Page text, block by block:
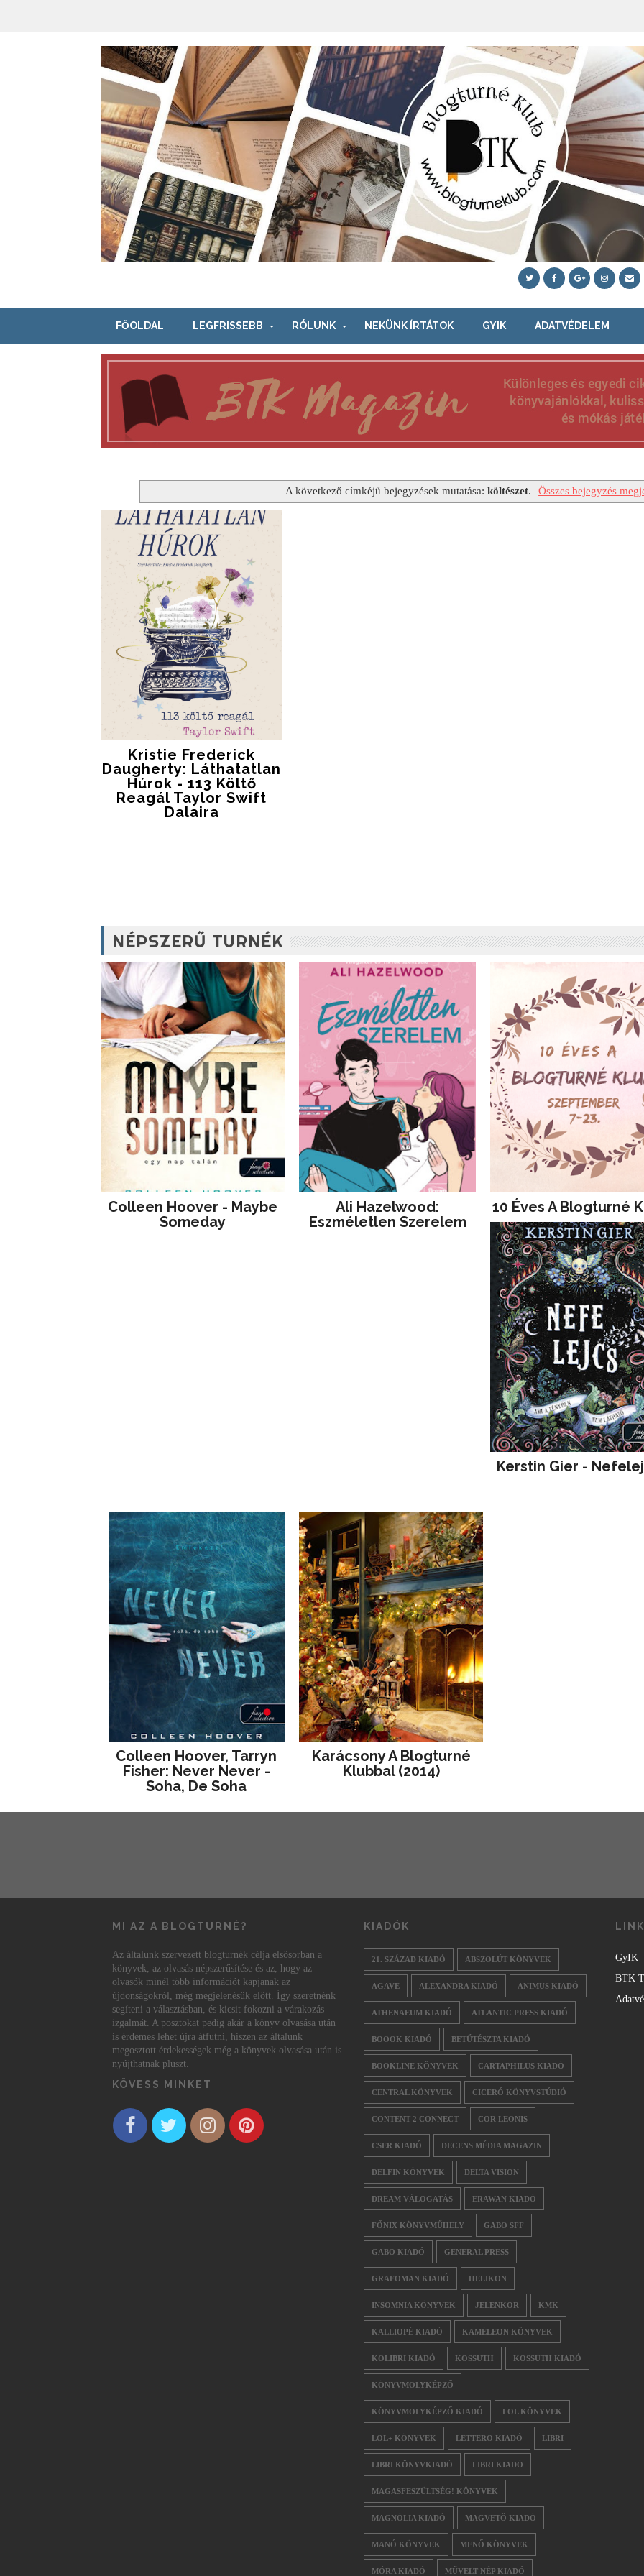
FŐOLDAL LEGFRISSEBB RÓLUNK NEKÜNK ÍRTÁTOK GYIK ADATVÉDELEM
A következő címkéjű bejegyzések mutatása: költészet. Összes bejegyzés
Kristie Frederick
Daugherty: Láthatatlan
Húrok - 113 Költő
Reagál Taylor Swift
Dalaira
NÉPSZERŰ TURNÉK
Colleen Hoover - Maybe
Someday
Ali Hazelwood:
Eszméletlen Szerelem
10 Éves A Blogturné
Kerstin Gier -
Colleen Hoover, Tarryn
Fisher: Never Never -
Soha, De Soha
Karácsony A Blogturné
Klubbal (2014)
MI AZ A BLOGTURNÉ?
Az általunk szervezett blogturnék célja elsősorban a
könyvek, az olvasás népszerűsítése és az, hogy az
olvasók minél több információt kapjanak az
újdonságokról, még megjelenésük előtt. Így szeretnénk
segíteni a választásban, és kicsit fokozni a várakozás
izgalmát. A posztokat pedig akár a könyv olvasása után
is érdemes lehet újra átfutni, hiszen az általunk
megosztott érdekességek még a könyvek olvasása után is
nyújthatnak pluszt.
KÖVESS MINKET
KIADÓK
21. SZÁZAD KIADÓ ABSZOLÚT KÖNYVEK
AGAVE ALEXANDRA KIADÓ ANIMUS KIADÓ
ATHENAEUM KIADÓ ATLANTIC PRESS KIADÓ
BOOOK KIADÓ BETŰTÉSZTA KIADÓ
BOOKLINE KÖNYVEK CARTAPHILUS KIADÓ
CENTRAL KÖNYVEK CICERÓ KÖNYVSTÚDIÓ
CONTENT 2 CONNECT COR LEONIS
CSER KIADÓ DECENS MÉDIA MAGAZIN
DELFIN KÖNYVEK DELTA VISION
DREAM VÁLOGATÁS ERAWAN KIADÓ
FŐNIX KÖNYVMŰHELY GABO SFF
GABO KIADÓ GENERAL PRESS
GRAFOMAN KIADÓ HELIKON
INSOMNIA KÖNYVEK JELENKOR KMK
KALLIOPÉ KIADÓ KAMÉLEON KÖNYVEK
KOLIBRI KIADÓ KOSSUTH KOSSUTH KIADÓ
KÖNYVMOLYKÉPZŐ
KÖNYVMOLYKÉPZŐ KIADÓ LOL KÖNYVEK
LOL+ KÖNYVEK LETTERO KIADÓ LIBRI
LIBRI KÖNYVKIADÓ LIBRI KIADÓ
MAGASFESZÜLTSÉG! KÖNYVEK
MAGNÓLIA KIADÓ MAGVETŐ KIADÓ
MANÓ KÖNYVEK MENŐ KÖNYVEK
MÓRA KIADÓ MŰVELT NÉP KIADÓ
GyIK
BTK